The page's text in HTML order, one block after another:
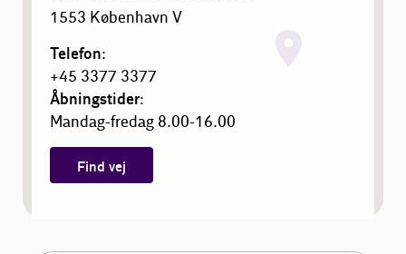
1553 København V
Telefon:
+45 3377 3377
Åbningstider:
Mandag-fredag 8.00-16.00
Find vej